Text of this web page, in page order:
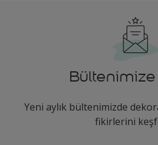
Bültenimize
Yeni aylık bültenimizde
fikirlerini